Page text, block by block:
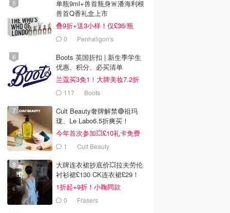
单瓶9ml+兽首瓶身🚨潘海利根
兽首Q香礼盒上市
叠9折+送3小样！仅£36/瓶
0 Penhaligon's
Boots 英国折扣 | 新生季学生
优惠、积分、必买清单
兰蔻买3免1！大牌美妆7.2折
117 Boots
Cult Beauty奢牌解禁🔴祖玛
珑、Le Labo6.5折爽买！
今年首次参加💥£10礼卡免费
拿 1 Cult Beauty
大牌连衣裙抄底价💥拉夫劳伦
衬衫裙£130 CK连衣裙£29！
1折起+9折！小鞠同款
Ganni£88
0 Frasers